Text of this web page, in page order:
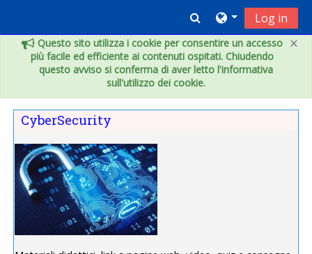
×
Questo sito utilizza i cookie per consentire un accesso
più facile ed efficiente ai contenuti ospitati. Chiudendo
questo avviso si conferma di aver letto l'informativa
sull'utilizzo dei cookie.
Toggle search
Log in
Indice degli argomenti
CyberSecurity